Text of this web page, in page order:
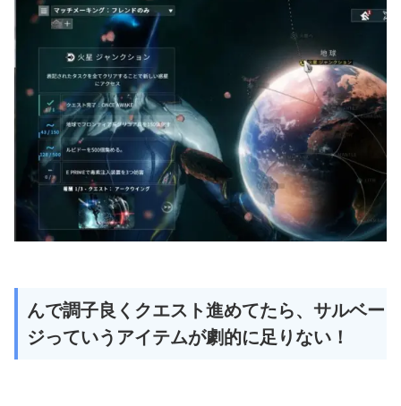
んで調子良くクエスト進めてたら、サルベー
ジっていうアイテムが劇的に足りない！